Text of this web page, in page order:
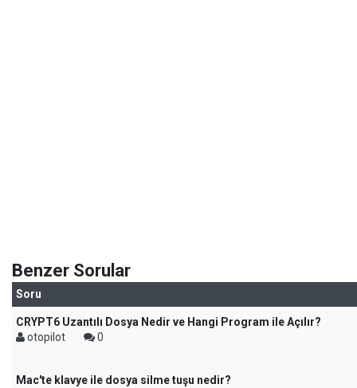
Benzer Sorular
Soru
CRYPT6 Uzantılı Dosya Nedir ve Hangi Program ile Açılır?
otopilot
0
Mac'te klavye ile dosya silme tuşu nedir?